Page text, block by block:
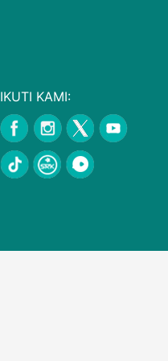
IKUTI KAMI: